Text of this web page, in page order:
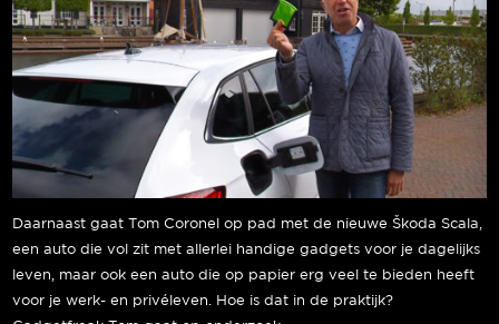
Daarnaast gaat Tom Coronel op pad met de nieuwe Škoda Scala,
een auto die vol zit met allerlei handige gadgets voor je dagelijks
leven, maar ook een auto die op papier erg veel te bieden heeft
voor je werk- en privéleven. Hoe is dat in de praktijk?